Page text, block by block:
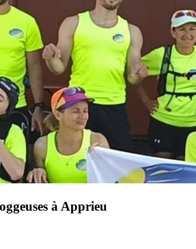
à Apprieu